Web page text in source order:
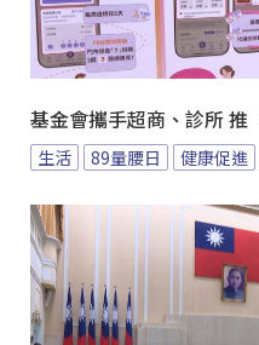
基金會攜手超商、診所 推
生活 89量腰日 健康促進